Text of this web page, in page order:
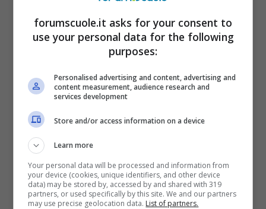
mai più intasata
forumscuole.it asks for your consent to
use your personal data for the following
purposes:
Personalised advertising and content, advertising and
content measurement, audience research and
services development
Store and/or access information on a device
Learn more
Your personal data will be processed and information from
your device (cookies, unique identifiers, and other device
data) may be stored by, accessed by and shared with 319
partners, or used specifically by this site. We and our partners
may use precise geolocation data. List of partners.